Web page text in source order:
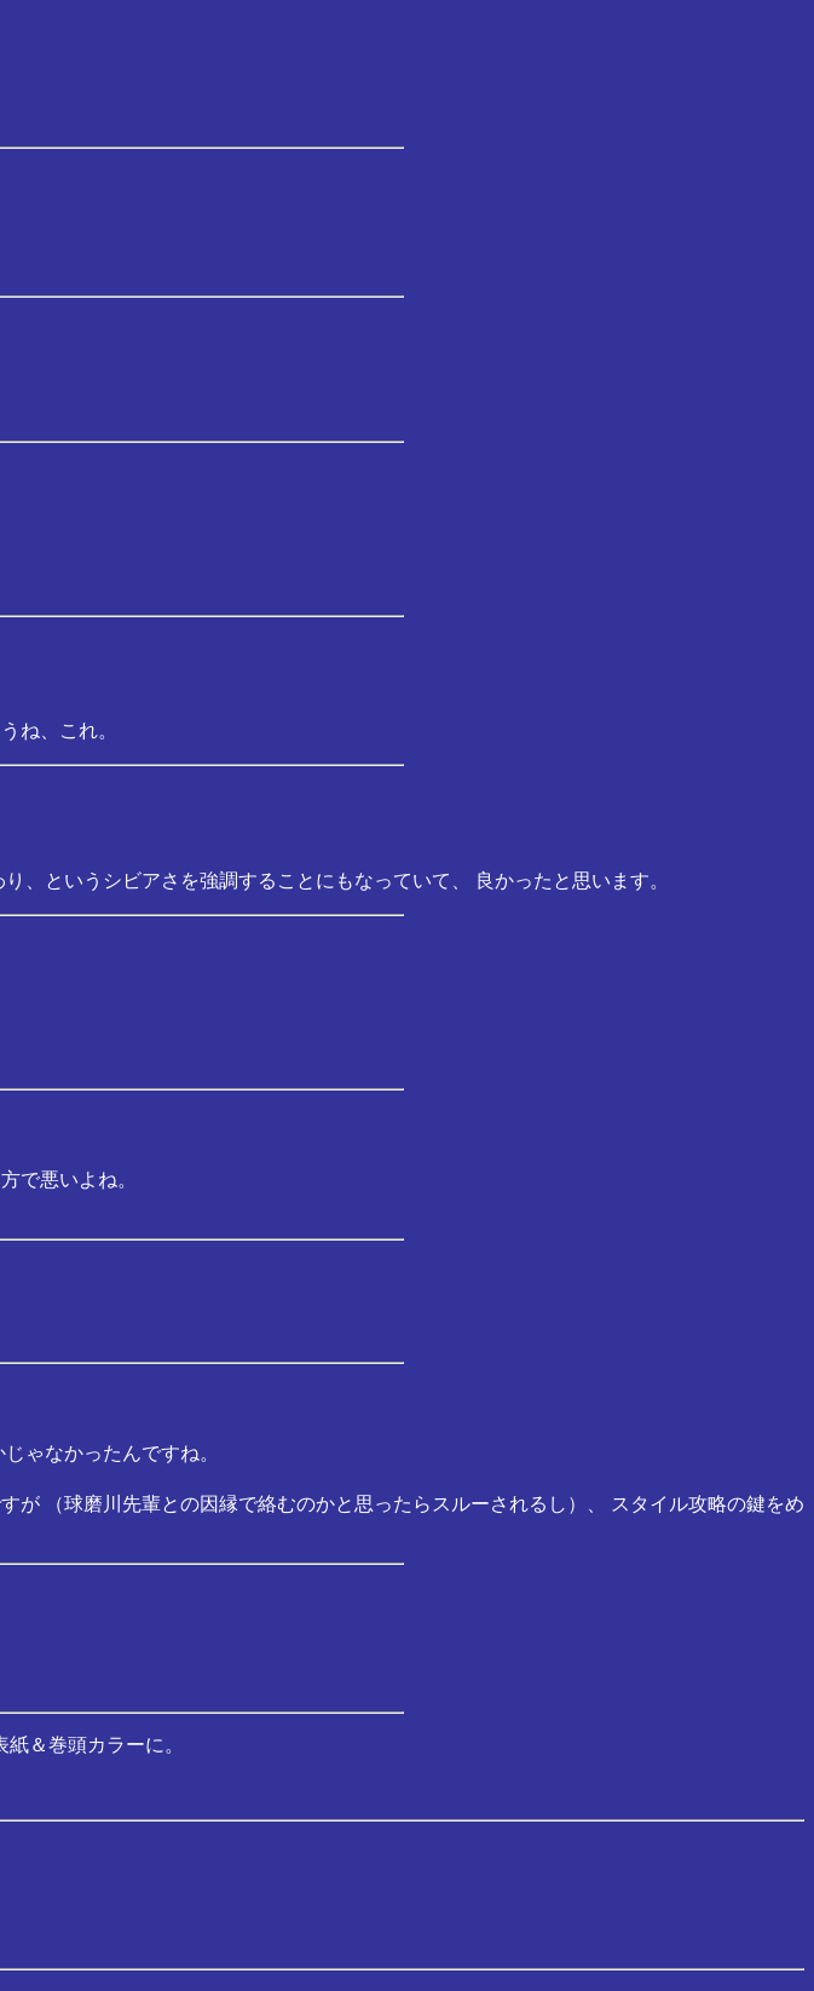
ね、これ。
、というシビアさを強調することにもなっていて、 良かったと思います。
で悪いよね。
ゃなかったんですね。
（球磨川先輩との因縁で絡むのかと思ったらスルーされるし）、 スタイル攻略の鍵をめ
＆巻頭カラーに。